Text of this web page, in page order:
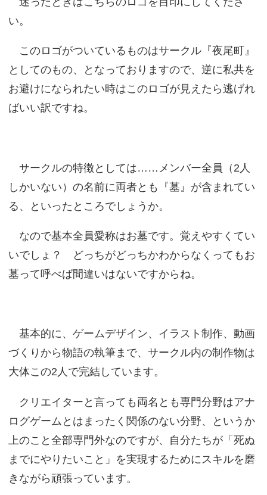
い。
このロゴがついているものはサークル『夜尾町』
としてのもの、となっておりますので、逆に私共を
お避けになられたい時はこのロゴが見えたら逃げれ
ばいい訳ですね。
サークルの特徴としては……メンバー全員（2人
しかいない）の名前に両者とも『墓』が含まれてい
る、といったところでしょうか。
なので基本全員愛称はお墓です。覚えやすくてい
いでしょ？ どっちがどっちかわからなくってもお
墓って呼べば間違いはないですからね。
基本的に、ゲームデザイン、イラスト制作、動画
づくりから物語の執筆まで、サークル内の制作物は
大体この2人で完結しています。
クリエイターと言っても両名とも専門分野はアナ
ログゲームとはまったく関係のない分野、というか
上のこと全部専門外なのですが、自分たちが「死ぬ
までにやりたいこと」を実現するためにスキルを磨
きながら頑張っています。